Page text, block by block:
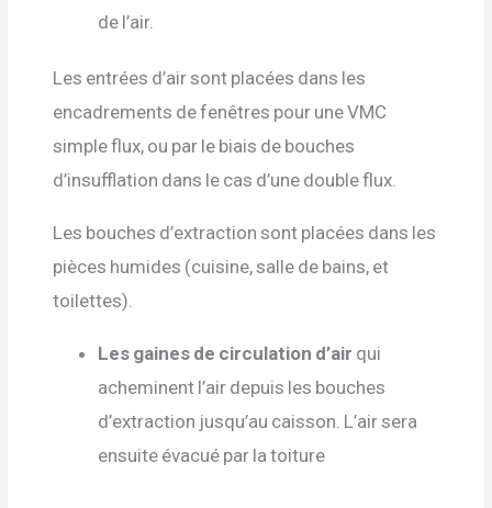
de l’air.
Les entrées d’air sont placées dans les
encadrements de fenêtres pour une VMC
simple flux, ou par le biais de bouches
d’insufflation dans le cas d’une double flux.
Les bouches d’extraction sont placées dans les
pièces humides (cuisine, salle de bains, et
toilettes).
Les gaines de circulation d’air qui
acheminent l’air depuis les bouches
d’extraction jusqu’au caisson. L’air sera
ensuite évacué par la toiture